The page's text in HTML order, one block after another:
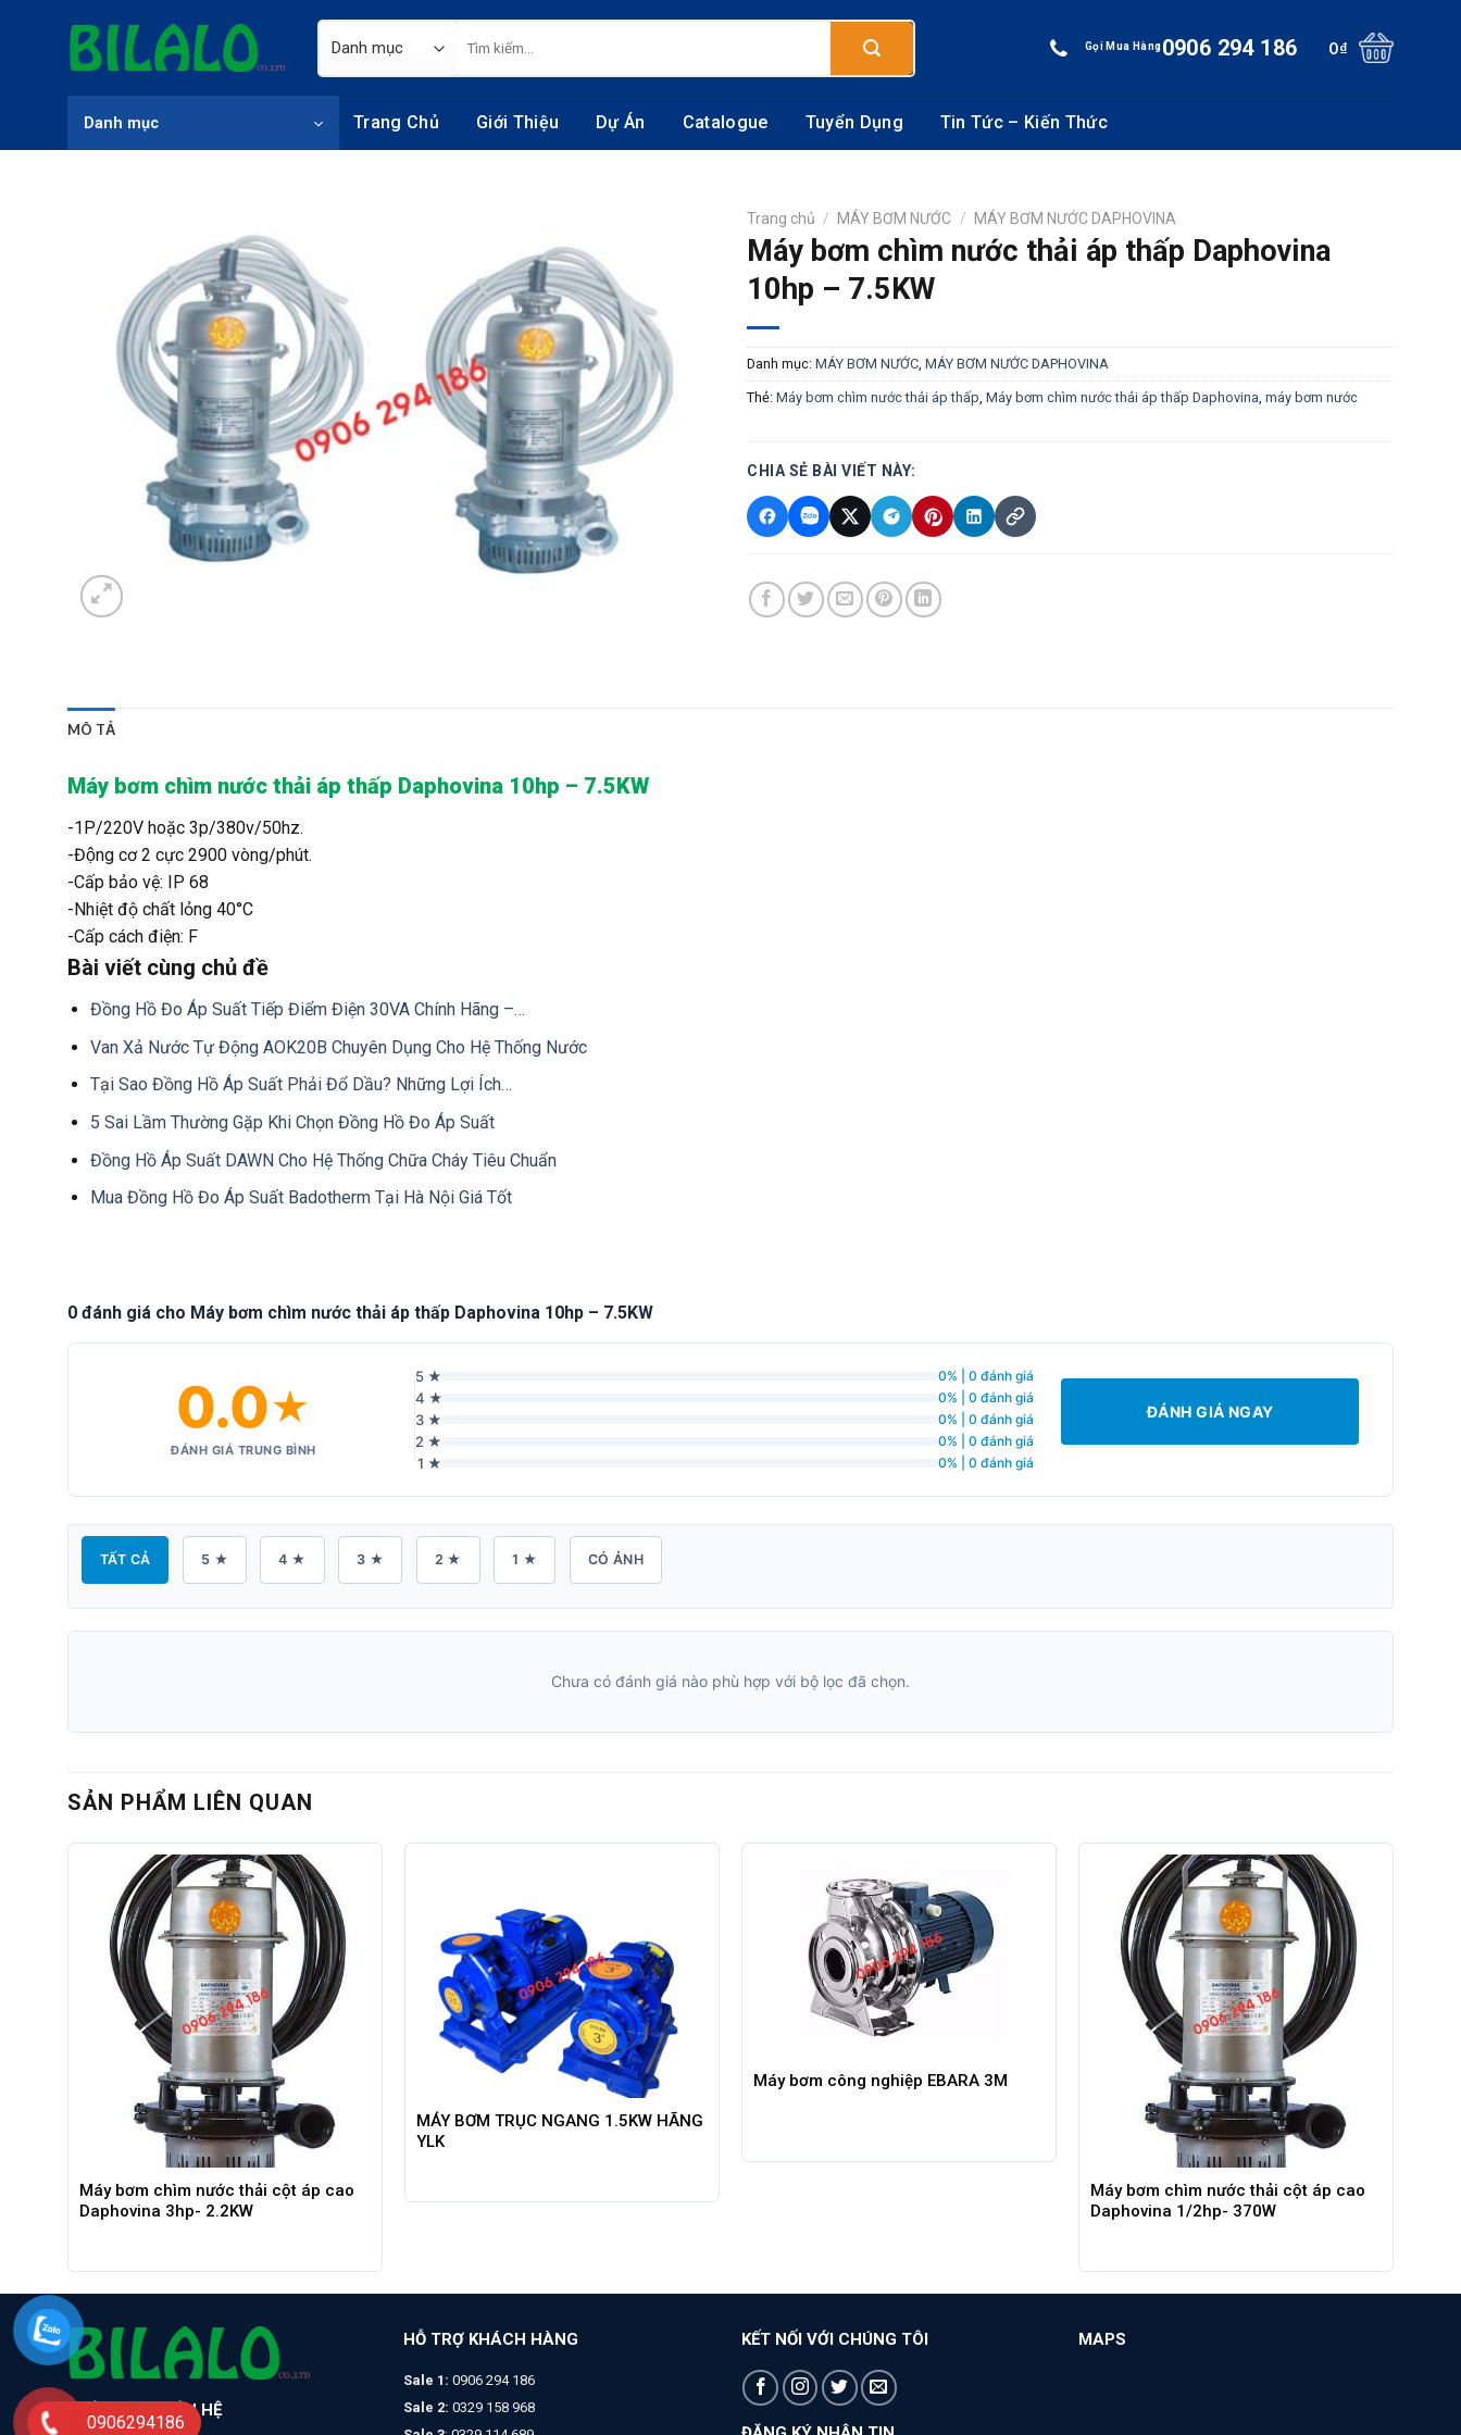
kiếm:
Gọi Mua Hàng0906 294 186 0₫
Danh mục Trang Chủ Giới Thiệu Dự Án Catalogue Tuyển Dụng Tin Tức – Kiến Thức
Trang chủ / MÁY BƠM NƯỚC / MÁY BƠM NƯỚC DAPHOVINA
Máy bơm chìm nước thải áp thấp Daphovina
10hp – 7.5KW
Danh mục: MÁY BƠM NƯỚC, MÁY BƠM NƯỚC DAPHOVINA
Thẻ: Máy bơm chìm nước thải áp thấp, Máy bơm chìm nước thải áp thấp Daphovina, máy bơm nước
CHIA SẺ BÀI VIẾT NÀY:
MÔ TẢ
Máy bơm chìm nước thải áp thấp Daphovina 10hp – 7.5KW
-1P/220V hoặc 3p/380v/50hz.
-Động cơ 2 cực 2900 vòng/phút.
-Cấp bảo vệ: IP 68
-Nhiệt độ chất lỏng 40°C
-Cấp cách điện: F
Bài viết cùng chủ đề
Đồng Hồ Đo Áp Suất Tiếp Điểm Điện 30VA Chính Hãng –…
Van Xả Nước Tự Động AOK20B Chuyên Dụng Cho Hệ Thống Nước
Tại Sao Đồng Hồ Áp Suất Phải Đổ Dầu? Những Lợi Ích…
5 Sai Lầm Thường Gặp Khi Chọn Đồng Hồ Đo Áp Suất
Đồng Hồ Áp Suất DAWN Cho Hệ Thống Chữa Cháy Tiêu Chuẩn
Mua Đồng Hồ Đo Áp Suất Badotherm Tại Hà Nội Giá Tốt
0 đánh giá cho Máy bơm chìm nước thải áp thấp Daphovina 10hp – 7.5KW
0.0★
ĐÁNH GIÁ TRUNG BÌNH
5 ★ 0% | 0 đánh giá
4 ★ 0% | 0 đánh giá
3 ★ 0% | 0 đánh giá
2 ★ 0% | 0 đánh giá
1 ★ 0% | 0 đánh giá
ĐÁNH GIÁ NGAY
TẤT CẢ 5 ★ 4 ★ 3 ★ 2 ★ 1 ★ CÓ ẢNH
Chưa có đánh giá nào phù hợp với bộ lọc đã chọn.
SẢN PHẨM LIÊN QUAN
Máy bơm chìm nước thải cột áp cao
Daphovina 3hp- 2.2KW
MÁY BƠM TRỤC NGANG 1.5KW HÃNG
YLK
Máy bơm công nghiệp EBARA 3M
Máy bơm chìm nước thải cột áp cao
Daphovina 1/2hp- 370W
THÔNG TIN LIÊN HỆ
HỖ TRỢ KHÁCH HÀNG
Sale 1:0906 294 186
Sale 2: 0329 158 968
KẾT NỐI VỚI CHÚNG TÔI MAPS
0906294186